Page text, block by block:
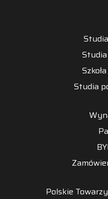
Studia
Polskie